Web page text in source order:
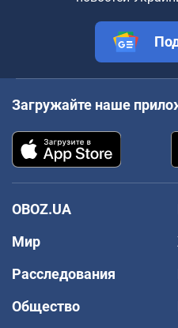
Загружайте наше
OBOZ.UA
Мир
Расследования
Общество